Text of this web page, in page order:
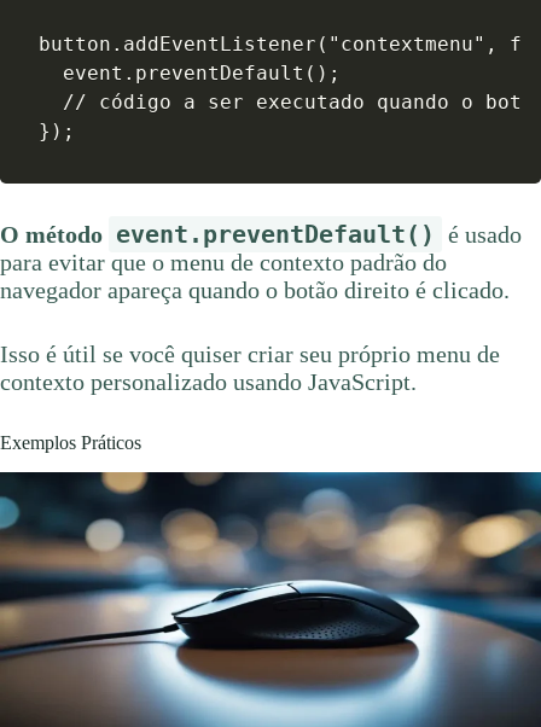
button.addEventListener("contextmenu",
  event.preventDefault();
// código a ser executado quando o
});
O método event.preventDefault()
é usado
para evitar que o menu de contexto padrão do
navegador apareça quando o botão direito é clicado.
Isso é útil se você quiser criar seu próprio menu de
contexto personalizado usando JavaScript.
Exemplos Práticos